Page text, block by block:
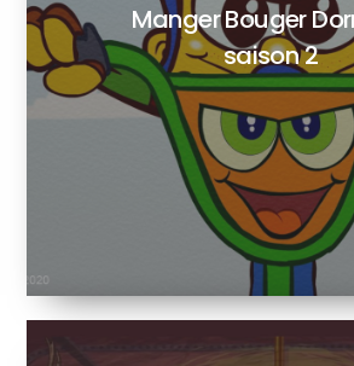
Manger Bouger
saison 2